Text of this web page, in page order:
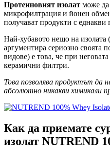
Протеиновият изолат може да
микрофилтрация и йонен
получават продукти с еднакви
Най-хубавото нещо на изолата
аргументира сериозно своята
видове) е това, че при
керамични филтри.
Това позволява продуктът да
абсолютно никакви химикали
Как да приемате
изолат NUTREND